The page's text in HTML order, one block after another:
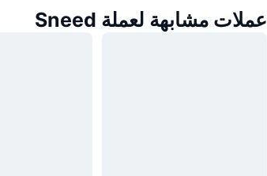
عملات مشابهة لعملة Sneed